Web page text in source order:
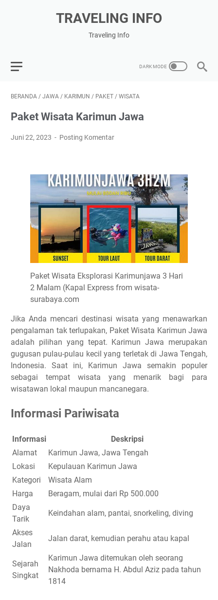
TRAVELING INFO
Traveling Info
BERANDA / JAWA / KARIMUN / PAKET / WISATA
Paket Wisata Karimun Jawa
Juni 22, 2023 Posting Komentar
Paket Wisata Eksplorasi Karimunjawa 3 Hari
2 Malam (Kapal Express from wisata-
surabaya.com
Jika Anda mencari destinasi wisata yang menawarkan
pengalaman tak terlupakan, Paket Wisata Karimun Jawa
adalah pilihan yang tepat. Karimun Jawa merupakan
gugusan pulau-pulau kecil yang terletak di Jawa Tengah,
Indonesia. Saat ini, Karimun Jawa semakin populer
sebagai tempat wisata yang menarik bagi para
wisatawan lokal maupun mancanegara.
Informasi Pariwisata
Informasi
Deskripsi
Alamat
Karimun Jawa, Jawa Tengah
Lokasi
Kepulauan Karimun Jawa
Kategori
Wisata Alam
Harga
Beragam, mulai dari Rp 500.000
Daya
Tarik
Keindahan alam, pantai, snorkeling, diving
Akses
Jalan
Jalan darat, kemudian perahu atau kapal
Sejarah
Singkat
Karimun Jawa ditemukan oleh seorang
Nakhoda bernama H. Abdul Aziz pada tahun
1814